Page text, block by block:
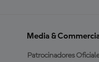
Media &
Patrocinadores